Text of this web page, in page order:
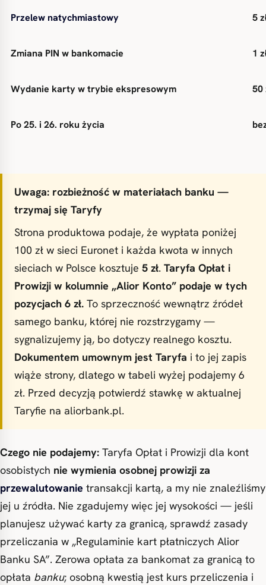
Przelew natychmiastowy 5
Zmiana PIN w bankomacie 1
Wydanie karty w trybie ekspresowym 50
Po 25. i 26. roku życia
Uwaga: rozbieżność w materiałach banku —
trzymaj się Taryfy
Strona produktowa podaje, że wypłata poniżej
100 zł w sieci Euronet i każda kwota w innych
sieciach w Polsce kosztuje 5 zł. Taryfa Opłat i
Prowizji w kolumnie „Alior Konto” podaje w tych
pozycjach 6 zł. To sprzeczność wewnątrz źródeł
samego banku, której nie rozstrzygamy —
sygnalizujemy ją, bo dotyczy realnego kosztu.
Dokumentem umownym jest Taryfa i to jej zapis
wiąże strony, dlatego w tabeli wyżej podajemy 6
zł. Przed decyzją potwierdź stawkę w aktualnej
Taryfie na aliorbank.pl.
Czego nie podajemy: Taryfa Opłat i Prowizji dla kont
osobistych nie wymienia osobnej prowizji za
przewalutowanie transakcji kartą, a my nie znaleźliśmy
jej u źródła. Nie zgadujemy więc jej wysokości — jeśli
planujesz używać karty za granicą, sprawdź zasady
przeliczania w „Regulaminie kart płatniczych Alior
Banku SA”. Zerowa opłata za bankomat za granicą to
opłata banku; osobną kwestią jest kurs przeliczenia i